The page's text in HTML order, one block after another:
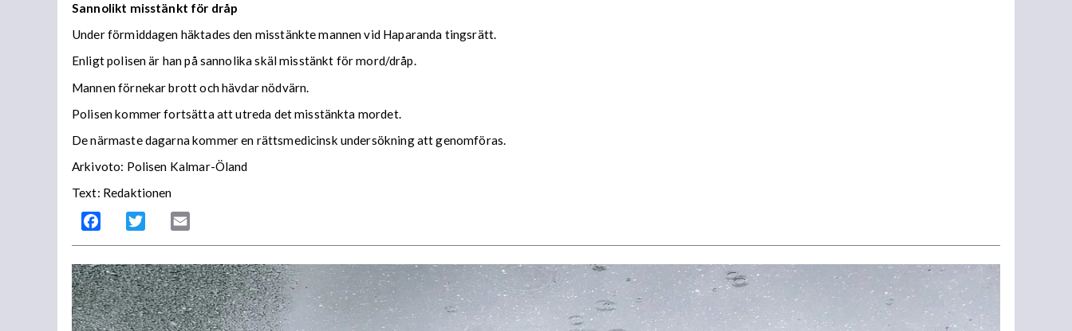
Sannolikt misstänkt för dråp
Under förmiddagen häktades den misstänkte mannen vid Haparanda tingsrätt.
Enligt polisen är han på sannolika skäl misstänkt för mord/dråp.
Mannen förnekar brott och hävdar nödvärn.
Polisen kommer fortsätta att utreda det misstänkta mordet.
De närmaste dagarna kommer en rättsmedicinsk undersökning att genomföras.
Arkivoto: Polisen Kalmar-Öland
Text: Redaktionen
Facebook Twitter